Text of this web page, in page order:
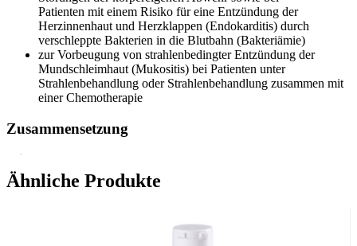
Patienten mit einem Risiko für eine Entzündung der
Herzinnenhaut und Herzklappen (Endokarditis) durch
verschleppte Bakterien in die Blutbahn (Bakteriämie)
zur Vorbeugung von strahlenbedingter Entzündung der
Mundschleimhaut (Mukositis) bei Patienten unter
Strahlenbehandlung oder Strahlenbehandlung zusammen mit
einer Chemotherapie
Zusammensetzung
Wirkstoff:
Povidon-Iod-Komplex (entspricht ca. 0,75 % verfügbarem
Ähnliche Produkte